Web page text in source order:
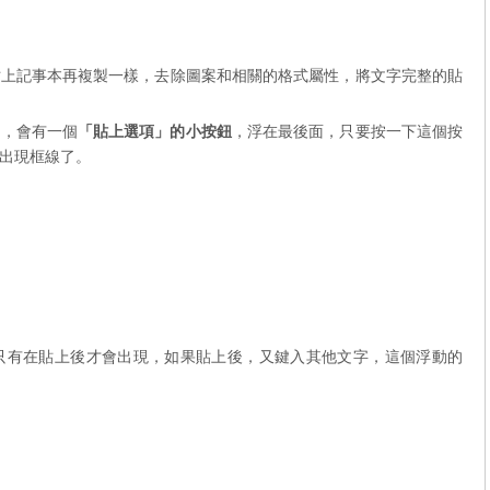
記事本再複製一樣，去除圖案和相關的格式屬性，將文字完整的貼
會有一個 「貼上選項」的小按鈕，浮在最後面，只要按一下這個按
現框線了。
在貼上後才會出現，如果貼上後，又鍵入其他文字，這個浮動的